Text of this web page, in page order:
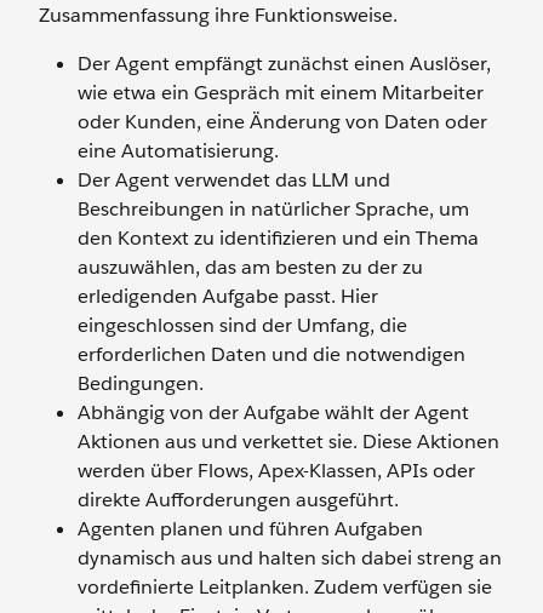
Zusammenfassung ihre Funktionsweise.
Der Agent empfängt zunächst einen Auslöser,
wie etwa ein Gespräch mit einem Mitarbeiter
oder Kunden, eine Änderung von Daten oder
eine Automatisierung.
Der Agent verwendet das LLM und
Beschreibungen in natürlicher Sprache, um
den Kontext zu identifizieren und ein Thema
auszuwählen, das am besten zu der zu
erledigenden Aufgabe passt. Hier
eingeschlossen sind der Umfang, die
erforderlichen Daten und die notwendigen
Bedingungen.
Abhängig von der Aufgabe wählt der Agent
Aktionen aus und verkettet sie. Diese Aktionen
werden über Flows, Apex-Klassen, APIs oder
direkte Aufforderungen ausgeführt.
Agenten planen und führen Aufgaben
dynamisch aus und halten sich dabei streng an
vordefinierte Leitplanken. Zudem verfügen sie